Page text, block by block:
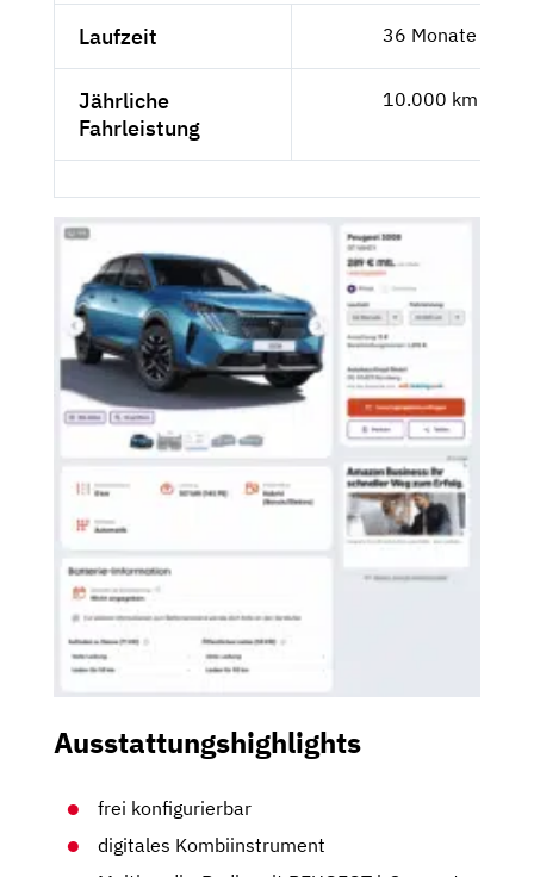
Laufzeit 36 Monate
Jährliche
Fahrleistung
10.000 km
Ausstattungshighlights
frei konfigurierbar
digitales Kombiinstrument